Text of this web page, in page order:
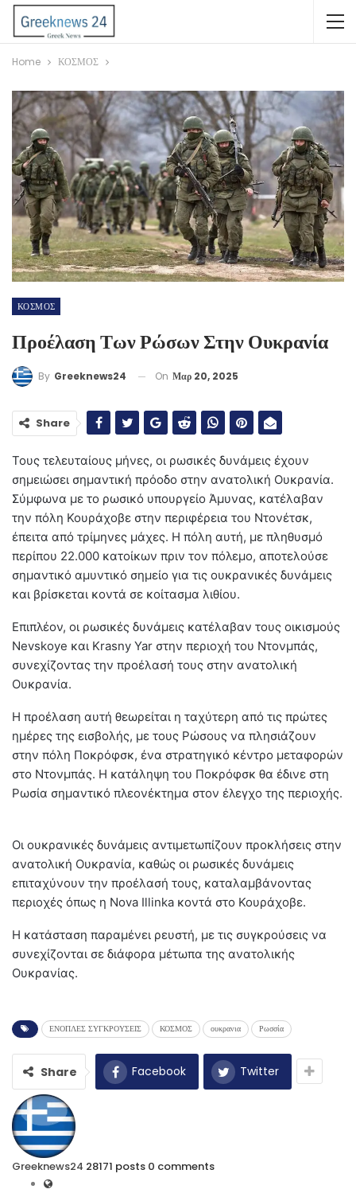
Home ΚΟΣΜΟΣ
ΚΟΣΜΟΣ
Προέλαση Των Ρώσων Στην Ουκρανία
By Greeknews24 On Μαρ 20, 2025
Share
Τους τελευταίους μήνες, οι ρωσικές δυνάμεις έχουν
σημειώσει σημαντική πρόοδο στην ανατολική Ουκρανία.
Σύμφωνα με το ρωσικό υπουργείο Άμυνας, κατέλαβαν
την πόλη Κουράχοβε στην περιφέρεια του Ντονέτσκ,
έπειτα από τρίμηνες μάχες. Η πόλη αυτή, με πληθυσμό
περίπου 22.000 κατοίκων πριν τον πόλεμο, αποτελούσε
σημαντικό αμυντικό σημείο για τις ουκρανικές δυνάμεις
και βρίσκεται κοντά σε κοίτασμα λιθίου.
Επιπλέον, οι ρωσικές δυνάμεις κατέλαβαν τους οικισμούς
Nevskoye και Krasny Yar στην περιοχή του Ντονμπάς,
συνεχίζοντας την προέλασή τους στην ανατολική
Ουκρανία.
Η προέλαση αυτή θεωρείται η ταχύτερη από τις πρώτες
ημέρες της εισβολής, με τους Ρώσους να πλησιάζουν
στην πόλη Ποκρόφσκ, ένα στρατηγικό κέντρο μεταφορών
στο Ντονμπάς. Η κατάληψη του Ποκρόφσκ θα έδινε στη
Ρωσία σημαντικό πλεονέκτημα στον έλεγχο της περιοχής.
Οι ουκρανικές δυνάμεις αντιμετωπίζουν προκλήσεις στην
ανατολική Ουκρανία, καθώς οι ρωσικές δυνάμεις
επιταχύνουν την προέλασή τους, καταλαμβάνοντας
περιοχές όπως η Nova Illinka κοντά στο Κουράχοβε.
Η κατάσταση παραμένει ρευστή, με τις συγκρούσεις να
συνεχίζονται σε διάφορα μέτωπα της ανατολικής
Ουκρανίας.
ΕΝΟΠΛΕΣ ΣΥΓΚΡΟΥΣΕΙΣ ΚΟΣΜΟΣ ουκρανια Ρωσσία
Share Facebook Twitter
Greeknews24 28171 posts 0 comments